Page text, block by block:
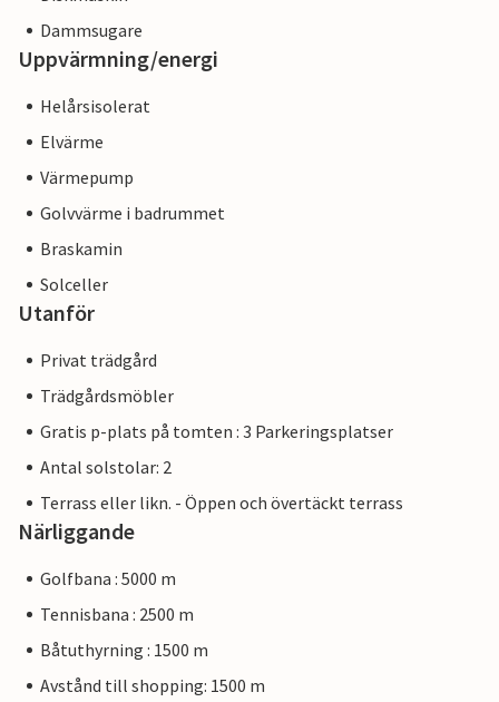
Dammsugare
Uppvärmning/energi
Helårsisolerat
Elvärme
Värmepump
Golvvärme i badrummet
Braskamin
Solceller
Utanför
Privat trädgård
Trädgårdsmöbler
Gratis p-plats på tomten : 3 Parkeringsplatser
Antal solstolar: 2
Terrass eller likn. - Öppen och övertäckt terrass
Närliggande
Golfbana : 5000 m
Tennisbana : 2500 m
Båtuthyrning : 1500 m
Avstånd till shopping: 1500 m